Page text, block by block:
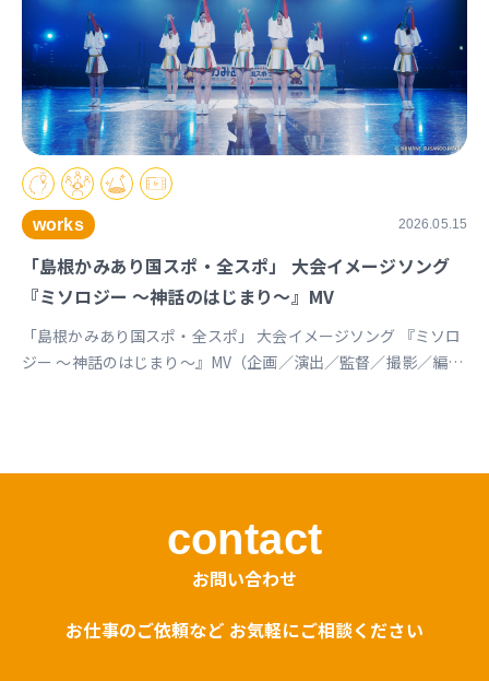
works 2026.05.15
「島根かみあり国スポ・全スポ」 大会イメージソング
『ミソロジー ～神話のはじまり～』MV
「島根かみあり国スポ・全スポ」 大会イメージソング 『ミソロ
ジー ～神話のはじまり～』MV（企画／演出／監督／撮影／編
contact
お問い合わせ
お仕事のご依頼など お気軽にご相談ください